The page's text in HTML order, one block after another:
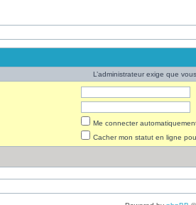
L’administrateur exige que
Me connecter
Cacher mon statut en ligne